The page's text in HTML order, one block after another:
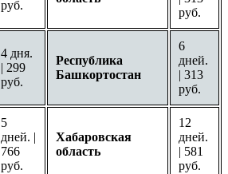
руб.
руб.
4 дня.
| 299
руб.
Республика
Башкортостан
6
дней.
| 313
руб.
5
дней. |
766
руб.
Хабаровская
область
12
дней.
| 581
руб.